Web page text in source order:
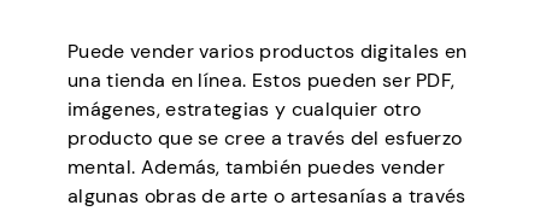
Puede vender varios productos digitales en
una tienda en línea. Estos pueden ser PDF,
imágenes, estrategias y cualquier otro
producto que se cree a través del esfuerzo
mental. Además, también puedes vender
algunas obras de arte o artesanías a través